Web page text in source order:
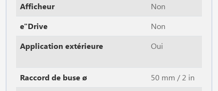
Afficheur
Non
e"Drive
Non
Application extérieure
Oui
Raccord de buse ø
50 mm / 2 in